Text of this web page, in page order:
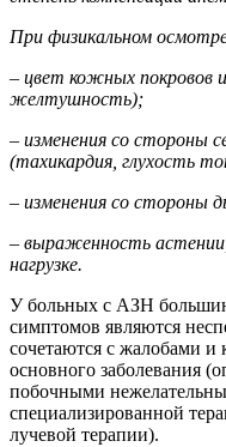
При физикальном
– цвет кожных покровов
желтушность);
– изменения со стороны
(тахикардия, глухость
– изменения со стороны
– выраженность
нагрузке.
У больных с АЗН
симптомов являются
сочетаются с жалобами
основного заболевания
побочными
специализированной
лучевой терапии).